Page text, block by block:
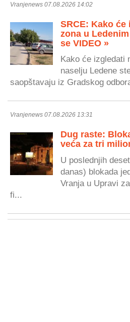
Vranjenews 07.08.2026 14:02
SRCE: Kako
zona u
se VIDEO »
Kako će izgledati
naselju Ledene
saopštavaju iz Gradskog
Vranjenews 07.08.2026 13:31
Dug raste:
veća za tri
U poslednjih
danas) blokada
Vranja u Upravi
fi...